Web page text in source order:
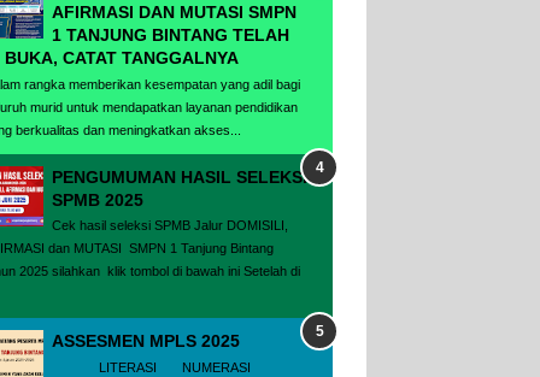
AFIRMASI DAN MUTASI SMPN
1 TANJUNG BINTANG TELAH
BUKA, CATAT TANGGALNYA
rangka memberikan kesempatan yang adil bagi
murid untuk mendapatkan layanan pendidikan
berkualitas dan meningkatkan akses...
PENGUMUMAN HASIL SELEKSI
SPMB 2025
Cek hasil seleksi SPMB Jalur DOMISILI,
dan MUTASI SMPN 1 Tanjung Bintang
2025 silahkan klik tombol di bawah ini Setelah di
ASSESMEN MPLS 2025
LITERASI NUMERASI